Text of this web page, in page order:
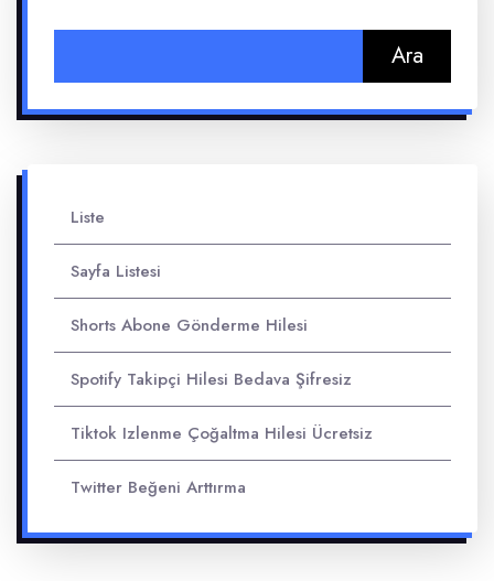
Liste
Sayfa Listesi
Shorts Abone Gönderme Hilesi
Spotify Takipçi Hilesi Bedava Şifresiz
Tiktok Izlenme Çoğaltma Hilesi Ücretsiz
Twitter Beğeni Arttırma